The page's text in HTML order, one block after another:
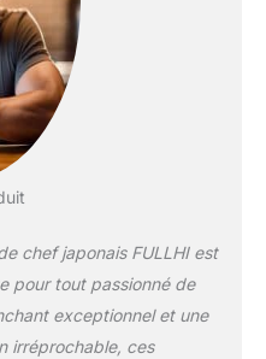
satisfaction du
client est notre
mission. OUTILS
PLEINEMENT
FONCTIONNELS : 3
protège-doigts en
décapsuleur, 1 paire
coupure, 1 aiguiseur
portable, 1 fusil à
aiguiser, 1 étui à
couteaux, 1
chef japonais FULLHI est
pour tout passionné de
exceptionnel et une
irréprochable, ces